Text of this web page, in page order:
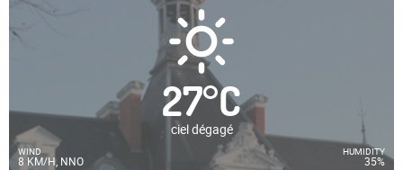
27°C
ciel dégagé
WIND
8 KM/H, NNO
HUMIDITY
35%